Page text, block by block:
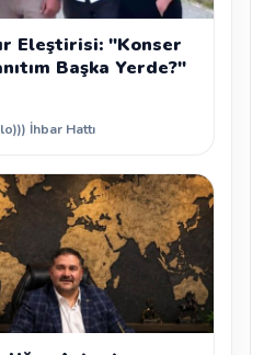
Eleştirisi: "Konser
Başka Yerde?"
İhbar Hattı